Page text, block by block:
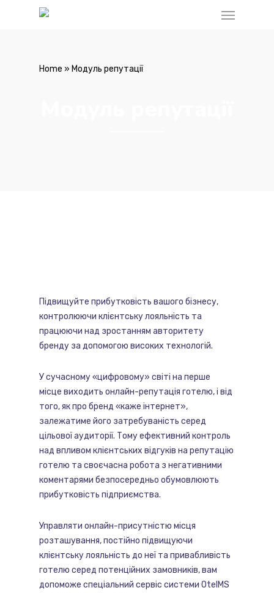
Home » Модуль репутації
Підвищуйте прибутковість вашого бізнесу,
контролюючи клієнтську лояльність та
працюючи над зростанням авторитету
бренду за допомогою високих технологій.
У сучасному «цифровому» світі на перше
місце виходить онлайн-репутація готелю, і від
того, як про бренд «каже інтернет»,
залежатиме його затребуваність серед
цільової аудиторії. Тому ефективний контроль
над впливом клієнтських відгуків на репутацію
готелю та своєчасна робота з негативними
коментарями безпосередньо обумовлюють
прибутковість підприємства.
Управляти онлайн-присутністю місця
розташування, постійно підвищуючи
клієнтську лояльність до неї та привабливість
готелю серед потенційних замовників, вам
допоможе спеціальний сервіс системи OtelMS